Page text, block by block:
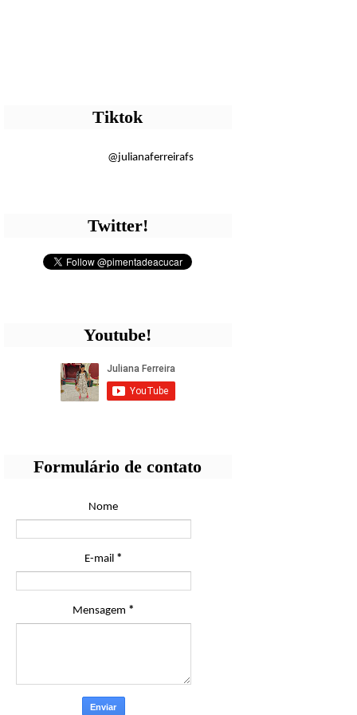
Tiktok
@julianaferreirafs
Twitter!
Youtube!
Formulário de contato
Nome
E-mail *
Mensagem *